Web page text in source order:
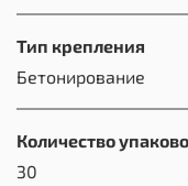
Тип крепления
Бетонирование
Количество
30